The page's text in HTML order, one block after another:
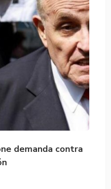
demanda contra